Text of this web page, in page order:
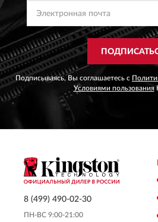
Подписываясь, Вы соглашаетесь с
Условиями пользования
8 (499) 490-02-30
ПН-ВС 9:00-21:00